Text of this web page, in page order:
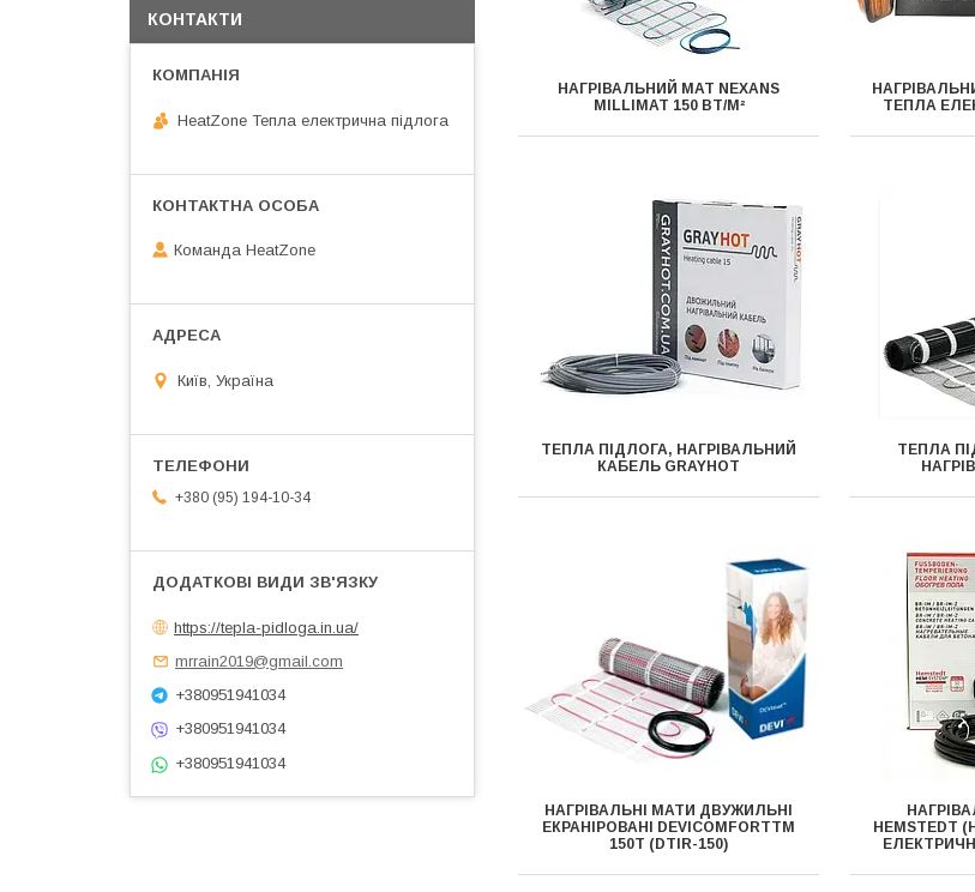
НАГРІВАЛЬНИЙ МАТ NEXANS
MILLIMAT 150 ВТ/М²
ТЕПЛА
ТЕПЛА ПІДЛОГА, НАГРІВАЛЬНИЙ
КАБЕЛЬ GRAYHOT
ТЕПЛА
НАГРІВАЛЬНІ МАТИ ДВУЖИЛЬНІ
ЕКРАНІРОВАНІ DEVICOMFORTTM
150T (DTIR-150)
HEMSTEDT
КОНТАКТИ
HeatZone Тепла електрична підлога
Команда HeatZone
Київ, Україна
+380 (95) 194-10-34
https://tepla-pidloga.in.ua/
mrrain2019@gmail.com
+380951941034
+380951941034
+380951941034